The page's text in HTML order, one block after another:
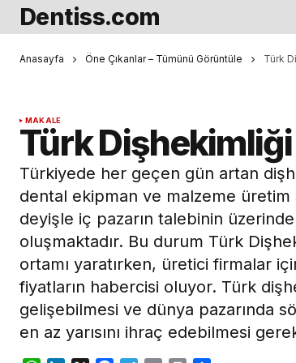
Dentiss.com
Anasayfa Öne Çıkanlar – Tümünü Görüntüle Türk
MAKALE
Türk
Türkiyede her geçen gün artan
dental ekipman ve malzeme üretim
deyişle iç pazarın talebinin
oluşmaktadır. Bu durum Türk
ortamı yaratırken, üretici firmalar
fiyatların habercisi oluyor. Türk
gelişebilmesi ve dünya pazarında
en az yarısını ihraç edebilmesi